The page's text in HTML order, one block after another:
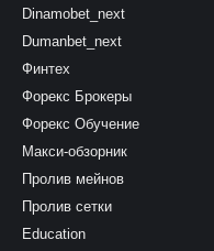
Dinamobet_next
Dumanbet_next
Финтех
Форекс Брокеры
Форекс Обучение
Макси-обзорник
Пролив мейнов
Пролив сетки
Education